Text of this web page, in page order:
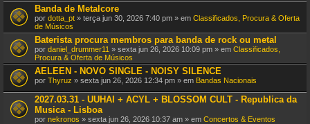
Banda de Metalcore
por dotta_pt » terça jun 30, 2026 7:40 pm » em Classificados, Procura & Oferta
de Músicos
Baterista procura membros para banda de rock ou metal
por daniel_drummer11 » sexta jun 26, 2026 10:09 pm » em Classificados,
Procura & Oferta de Músicos
AELEEN - NOVO SINGLE - NOISY SILENCE
por Thyruz » sexta jun 26, 2026 12:34 pm » em Bandas Nacionais
2027.03.31 - UUHAI + ACYL + BLOSSOM CULT - Republica da
Musica - Lisboa
por nekronos » sexta jun 26, 2026 10:37 am » em Concertos & Eventos